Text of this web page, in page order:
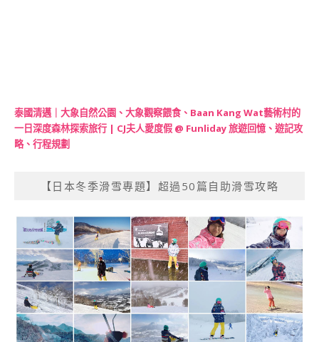
泰國清邁｜大象自然公園、大象觀察餵食、Baan Kang Wat藝術村的
一日深度森林探索旅行 | CJ夫人愛度假 @ Funliday 旅遊回憶、遊記攻
略、行程規劃
【日本冬季滑雪專題】超過50篇自助滑雪攻略